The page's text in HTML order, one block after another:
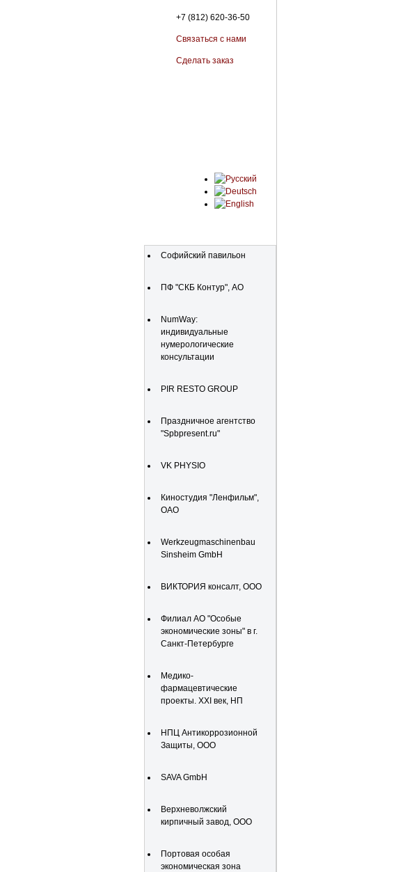
+7 (812) 620-36-50
Связаться с нами
Сделать заказ
Софийский павильон
ПФ "СКБ Контур", АО
NumWay:
индивидуальные
нумерологические
консультации
PIR RESTO GROUP
Праздничное агентство
"Spbpresent.ru"
VK PHYSIO
Киностудия "Ленфильм",
ОАО
Werkzeugmaschinenbau
Sinsheim GmbH
ВИКТОРИЯ консалт, ООО
Филиал АО "Особые
экономические зоны" в г.
Санкт-Петербурге
Медико-
фармацевтические
проекты. XXI век, НП
НПЦ Антикоррозионной
Защиты, ООО
SAVA GmbH
Верхневолжский
кирпичный завод, ООО
Портовая особая
экономическая зона